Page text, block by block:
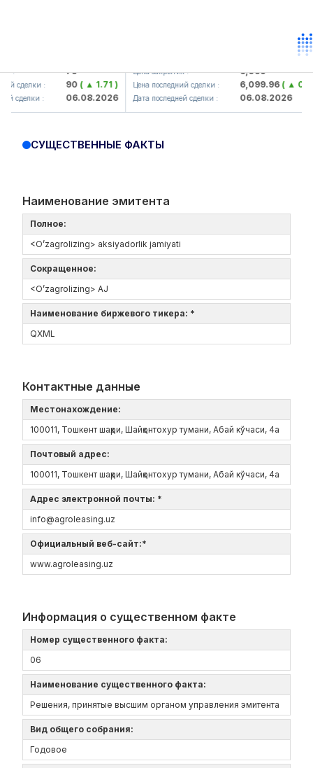
79
: 90 ( ▲ 1.71 )
: 06.08.2026
Цена закрытия : 6,099
Цена последний сделки : 6,099.96( ▲ 0.08 )
Дата последней сделки : 06.08.2026
СУЩЕСТВЕННЫЕ ФАКТЫ
Наименование эмитента
Полное:
<O’zagrolizing> aksiyadorlik jamiyati
Сокращенное:
<O’zagrolizing> AJ
Наименование биржевого тикера: *
QXML
Контактные данные
Местонахождение:
100011, Тошкент шаҳри, Шайҳонтохур тумани, Абай кўчаси, 4а
Почтовый адрес:
100011, Тошкент шаҳри, Шайҳонтохур тумани, Абай кўчаси, 4а
Адрес электронной почты: *
info@agroleasing.uz
Официальный веб-сайт:*
www.agroleasing.uz
Информация о существенном факте
Номер существенного факта:
06
Наименование существенного факта:
Решения, принятые высшим органом управления эмитента
Вид общего собрания:
Годовое